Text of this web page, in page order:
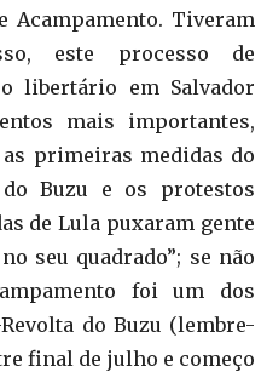
Acampamento. Tiveram
este processo de
libertário em Salvador
mais importantes,
primeiras medidas do
Buzu e os protestos
de Lula puxaram gente
seu quadrado”; se não
foi um dos
do Buzu (lembre-
final de julho e começo